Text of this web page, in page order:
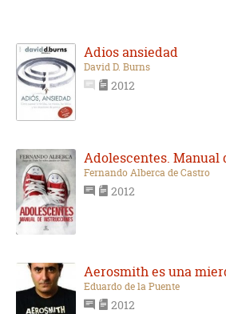
Adios ansiedad
David D. Burns
2012
Adolescentes. Manual
Fernando Alberca de Castro
2012
Aerosmith es una
Eduardo de la Puente
2012